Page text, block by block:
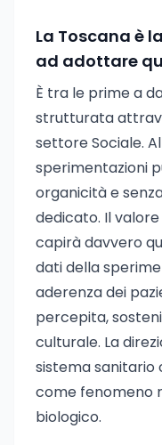
La Toscana è
ad adottare
È tra le prime a
strutturata
settore Sociale.
sperimentazioni
organicità e
dedicato. Il
capirà davvero
dati della
aderenza dei
percepita,
culturale. La
sistema sanitario
come fenomeno
biologico.